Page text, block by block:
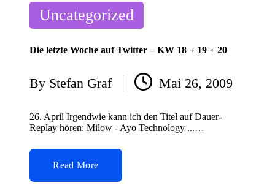
Posted
in
Uncategorized
Die letzte Woche auf Twitter – KW 18 + 19 + 20
Posted
by
By Stefan Graf Mai 26, 2009
26. April Irgendwie kann ich den Titel auf Dauer-
Replay hören: Milow - Ayo Technology ...…
Read More